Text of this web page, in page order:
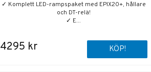
✓ Komplett LED-rampspaket med EPIX20+, hållare
och DT-relä!
✓ E...
4295 kr KÖP!